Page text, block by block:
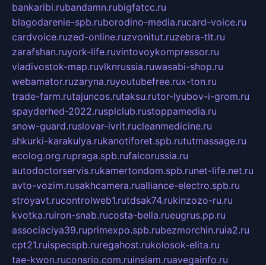
bankaribi.rubandamn.rubigfatcc.ru
blagodarenie-spb.ruborodino-media.rucard-voice.ru
cardvoice.ruzed-online.ruzvonitut.ruzebra-tlt.ru
zarafshan.ruyork-life.ruvintovoykompressor.ru
vladivostok-map.ruvlknrussia.ruwasabi-shop.ru
webamator.ruzaryna.ruyoutubefree.rux-ton.ru
trade-farm.rutajuncos.rutaksu.rutor-lyubov-i-grom.ru
spayderhed-2022.rusplclub.rustoppamedia.ru
snow-guard.ruslovar-ivrit.rucleanmedicine.ru
shkurki-karakulya.rukanotiforet.spb.rututmassage.ru
ecolog.org.rupraga.spb.rufalcorussia.ru
autodoctorservis.rukamertondom.spb.runet-life.net.ru
avto-vozim.rusakhcamera.rualliance-electro.spb.ru
stroyavt.rucontrolweb1.rutdsak74.rukinzozo-ru.ru
kvotka.ruiron-snab.rucosta-bella.rueugrus.pp.ru
associaciya39.ruprimexpo.spb.rubezmorchin.ruia2.ru
cpt21.ruispecspb.ruregahost.rukolosok-elita.ru
tae-kwon.ruconsrio.com.ruinsiam.ruavegainfo.ru